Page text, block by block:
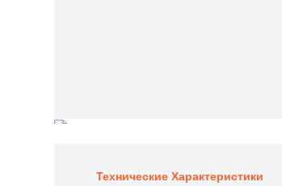
Технические Характеристики